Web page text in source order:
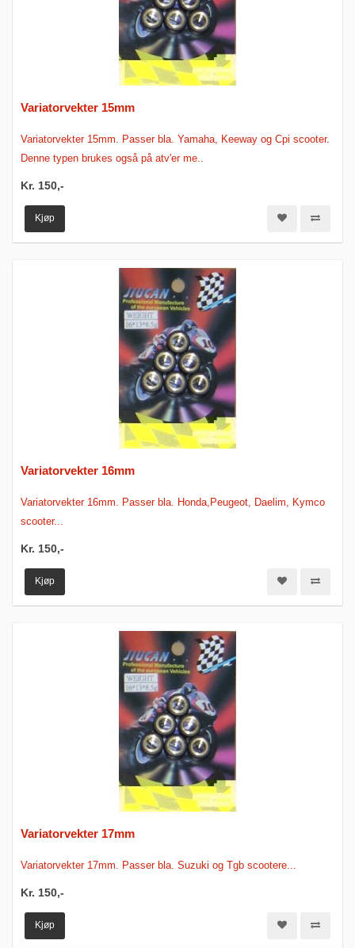
Variatorvekter 15mm
Variatorvekter 15mm. Passer bla. Yamaha, Keeway og Cpi scooter.
Denne typen brukes også på atv'er me..
Kr. 150,-
Kjøp
Variatorvekter 16mm
Variatorvekter 16mm. Passer bla. Honda,Peugeot, Daelim, Kymco
scooter...
Kr. 150,-
Kjøp
Variatorvekter 17mm
Variatorvekter 17mm. Passer bla. Suzuki og Tgb scootere...
Kr. 150,-
Kjøp